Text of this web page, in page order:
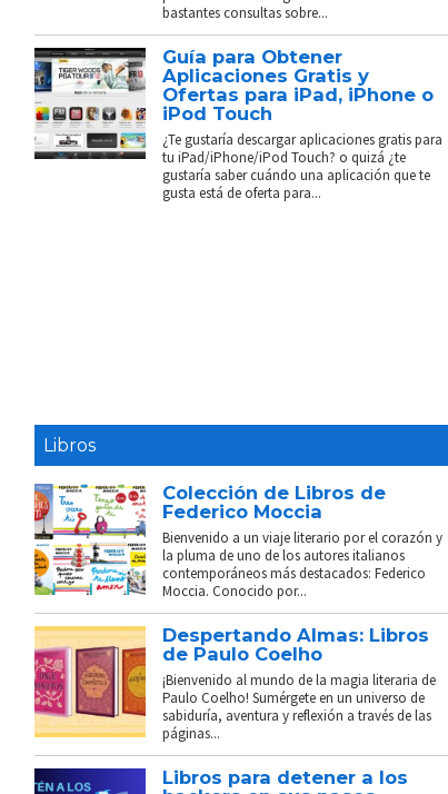
bastantes consultas sobre...
Guía para Obtener
Aplicaciones Gratis y
Ofertas para iPad, iPhone o
iPod Touch
¿Te gustaría descargar aplicaciones gratis para
tu iPad/iPhone/iPod Touch? o quizá ¿te
gustaría saber cuándo una aplicación que te
gusta está de oferta para...
Libros
Colección de Libros de
Federico Moccia
Bienvenido a un viaje literario por el corazón y
la pluma de uno de los autores italianos
contemporáneos más destacados: Federico
Moccia. Conocido por...
Despertando Almas: Libros
de Paulo Coelho
¡Bienvenido al mundo de la magia literaria de
Paulo Coelho! Sumérgete en un universo de
sabiduría, aventura y reflexión a través de las
páginas...
Libros para detener a los